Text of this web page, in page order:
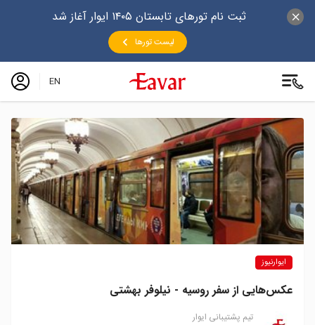
ثبت نام تورهای تابستان ۱۴۰۵ ایوار آغاز شد
لیست تورها
EN
ایوارنیوز
عکس‌هایی از سفر روسیه - نیلوفر بهشتی
تیم پشتیبانی ایوار